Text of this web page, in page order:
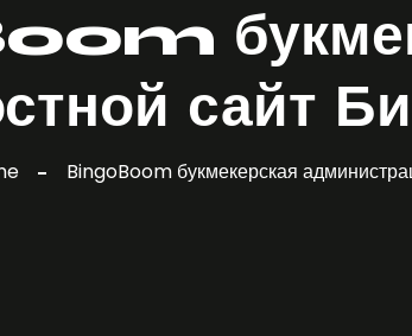
сайт
BingoBoom букмекерская